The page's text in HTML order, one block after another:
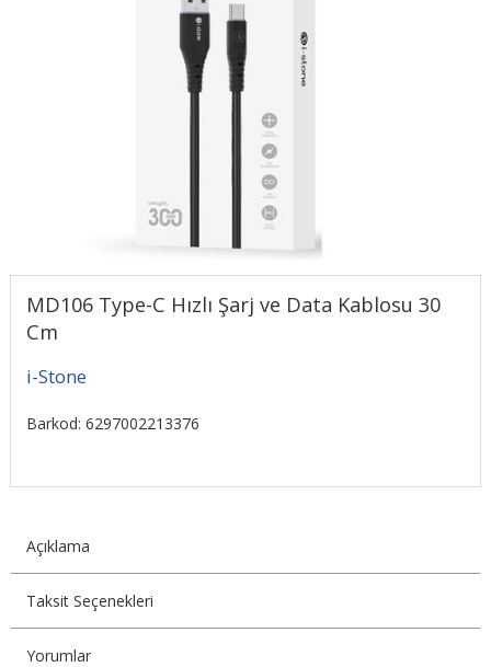
MD106 Type-C Hızlı Şarj ve Data Kablosu 30
Cm
i-Stone
Barkod: 6297002213376
Açıklama
Taksit Seçenekleri
Yorumlar